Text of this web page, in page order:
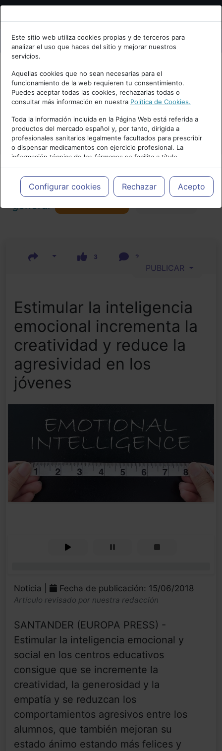
Bienvenid@ a psiquiatria.com
Escribe tu Email
Accede o regístrate con tu email.
Cancelar
Este sitio web utiliza cookies propias y de terceros para
analizar el uso que haces del sitio y mejorar nuestros
servicios.
Aquellas cookies que no sean necesarias para el
funcionamiento de la web requieren tu consentimiento.
Puedes aceptar todas las cookies, rechazarlas todas o
consultar más información en nuestra Política de Cookies.
Toda la información incluida en la Página Web está referida a
productos del mercado español y, por tanto, dirigida a
profesionales sanitarios legalmente facultados para prescribir
o dispensar medicamentos con ejercicio profesional. La
información técnica de los fármacos se facilita a título
meramente informativo, siendo responsabilidad de los
profesionales facultados prescribir medicamentos y decidir, en
cada caso concreto, el tratamiento más adecuado a las
necesidades del paciente.
Configurar cookies Rechazar Acepto
Actualidad y Artículos|Psicología
general
3 2
PUBLICAR
Estimular la inteligencia
emocional incrementa la
creatividad y reduce la
agresividad en los
jóvenes
Noticia | Fecha de publicación: 15/06/2018
Artículo revisado por nuestra redacción
SANTANDER (EUROPA PRESS) -
Estimular la inteligencia emocional y
social en los centros educativos
consigue que se incremente la
creatividad, la generosidad y la
empatía y se reduzcan los
comportamientos agresivos entre los
alumnos, que también mejoran su
estado ánimo estando más felices y